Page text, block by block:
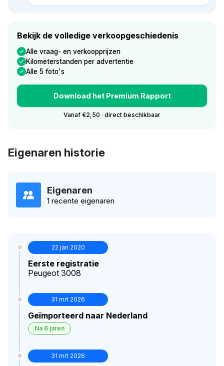
Bekijk de volledige verkoopgeschiedenis
Alle vraag- en verkoopprijzen
Kilometerstanden per advertentie
Alle 5 foto's
Download het Premium Rapport
Vanaf €2,50 · direct beschikbaar
Eigenaren historie
Eigenaren
1 recente eigenaren
22 jan 2020
Eerste registratie
Peugeot 3008
31 mrt 2026
Geïmporteerd naar Nederland
Na 6 jaren
31 mrt 2026